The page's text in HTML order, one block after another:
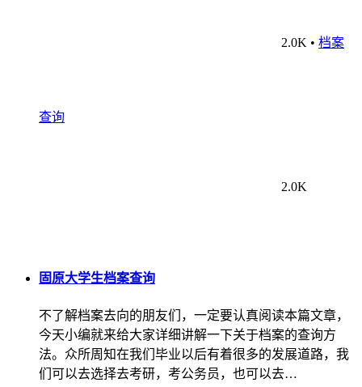
2.0K • 档案
查询
2.0K
固原大学生档案查询
不了解档案去向的朋友们，一定要认真阅读本篇文章，
今天小编就来给大家详细讲解一下关于档案的查询方
法。众所周知在我们毕业以后有着很多的发展道路，我
们可以去选择去考研，考公务员，也可以去…